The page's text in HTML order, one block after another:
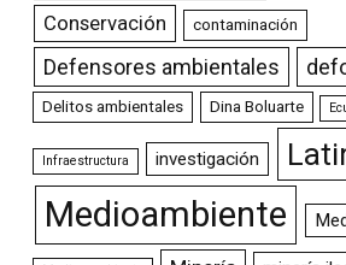
Conservación contaminación
Defensores ambientales
Delitos ambientales Dina Boluarte
Infraestructura investigación
Medioambiente